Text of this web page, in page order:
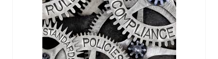
За спроведувачите
За тимот
Можности за поддршка